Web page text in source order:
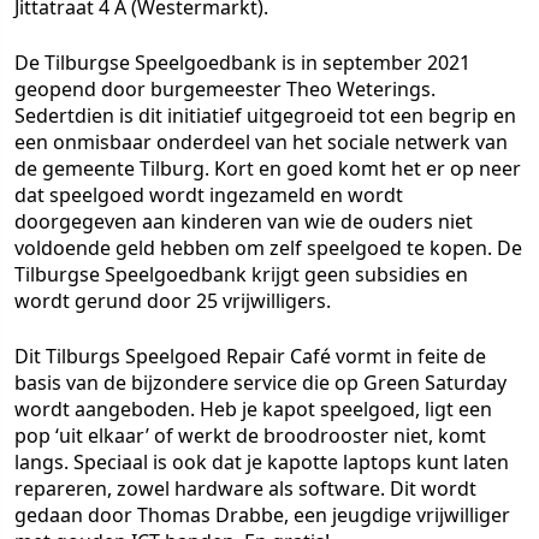
Jittatraat 4 A (Westermarkt).
De Tilburgse Speelgoedbank is in september 2021
geopend door burgemeester Theo Weterings.
Sedertdien is dit initiatief uitgegroeid tot een begrip en
een onmisbaar onderdeel van het sociale netwerk van
de gemeente Tilburg. Kort en goed komt het er op neer
dat speelgoed wordt ingezameld en wordt
doorgegeven aan kinderen van wie de ouders niet
voldoende geld hebben om zelf speelgoed te kopen. De
Tilburgse Speelgoedbank krijgt geen subsidies en
wordt gerund door 25 vrijwilligers.
Dit Tilburgs Speelgoed Repair Café vormt in feite de
basis van de bijzondere service die op Green Saturday
wordt aangeboden. Heb je kapot speelgoed, ligt een
pop ‘uit elkaar’ of werkt de broodrooster niet, komt
langs. Speciaal is ook dat je kapotte laptops kunt laten
repareren, zowel hardware als software. Dit wordt
gedaan door Thomas Drabbe, een jeugdige vrijwilliger